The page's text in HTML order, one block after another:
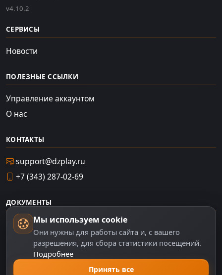
v4.10.2
СЕРВИСЫ
Новости
ПОЛЕЗНЫЕ ССЫЛКИ
Управление аккаунтом
О нас
КОНТАКТЫ
support@dzplay.ru
+7 (343) 287-02-69
ДОКУМЕНТЫ
Пользовательское соглашение
Политика персональных данных
Правила оплаты
Мы используем cookie
Они нужны для работы сайта и, с вашего
разрешения, для сбора статистики посещений.
Подробнее
Принять все